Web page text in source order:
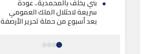
بني يخلف بالمحمدية.. عودة
سريعة لاحتلال الملك العمومي
بعد أسبوع من حملة تحرير الأرصفة
دعوات تحريضية لاقتحام معبر